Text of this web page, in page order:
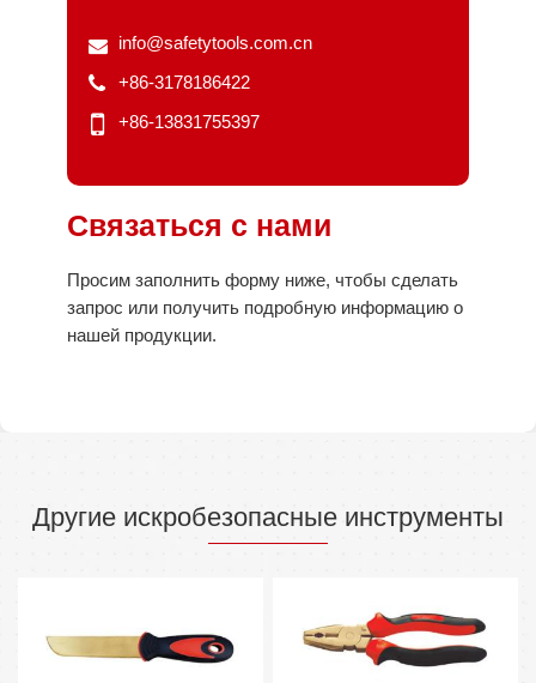
info@safetytools.com.cn
+86-3178186422
+86-13831755397
Связаться с нами
Просим заполнить форму ниже, чтобы сделать
запрос или получить подробную информацию о
нашей продукции.
Другие искробезопасные инструменты